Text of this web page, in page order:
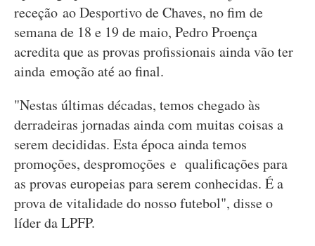
receção ao Desportivo de Chaves, no fim de
semana de 18 e 19 de maio, Pedro Proença
acredita que as provas profissionais ainda vão ter
ainda emoção até ao final.
"Nestas últimas décadas, temos chegado às
derradeiras jornadas ainda com muitas coisas a
serem decididas. Esta época ainda temos
promoções, despromoções e qualificações para
as provas europeias para serem conhecidas. É a
prova de vitalidade do nosso futebol", disse o
líder da LPFP.